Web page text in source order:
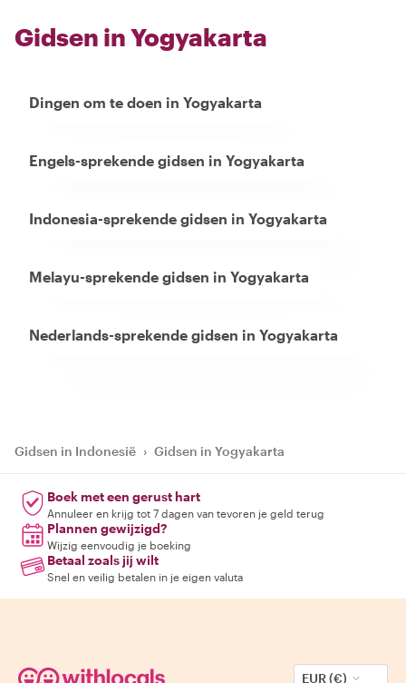
Gidsen in Yogyakarta
Dingen om te doen in Yogyakarta
Engels-sprekende gidsen in Yogyakarta
Indonesia-sprekende gidsen in Yogyakarta
Melayu-sprekende gidsen in Yogyakarta
Nederlands-sprekende gidsen in Yogyakarta
Gidsen in Indonesië › Gidsen in Yogyakarta
Boek met een gerust hart
Annuleer en krijg tot 7 dagen van tevoren je geld terug
Plannen gewijzigd?
Wijzig eenvoudig je boeking
Betaal zoals jij wilt
Snel en veilig betalen in je eigen valuta
EUR (€)